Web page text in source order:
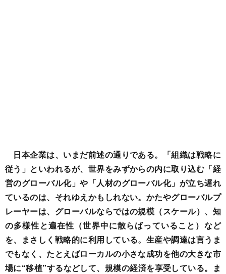
日本企業は、いまだ前述の通りである。「組織は戦略に
従う」といわれるが、世界をみずからの内に取り込む「経
営のグローバル化」や「人材のグローバル化」が立ち遅れ
ているのは、それゆえかもしれない。かたやグローバルプ
レーヤーは、グローバルならではの規模（スケール）、知
の多様性と遍在性（世界中に散らばっていること）など
を、まさしく戦略的に利用している。 生産や調達は言うま
でもなく、たとえばローカルの小さな成功を他の大きな市
場に“移植”するなどして、規模の経済を享受している。ま